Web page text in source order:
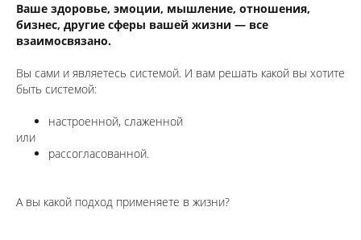
Ваше здоровье, эмоции, мышление, отношения,
бизнес, другие сферы вашей жизни — все
взаимосвязано.
Вы сами и являетесь системой. И вам решать какой вы хотите
быть системой:
настроенной, слаженной
или
рассогласованной.
А вы какой подход применяете в жизни?